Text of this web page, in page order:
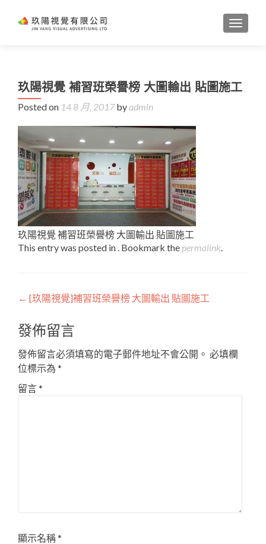
玖陽視覺 補習班榮譽榜 大圖輸出 貼圖施工
Posted on 14 8 月, 2017byadmin
玖陽視覺 補習班榮譽榜 大圖輸出 貼圖施工
This entry was posted in . Bookmark the permalink.
Post
navigation
← [玖陽視覺]補習班榮譽榜 大圖輸出 貼圖施工
發佈留言
發佈留言必須填寫的電子郵件地址不會公開。 必填欄
位標示為 *
留言*
顯示名稱*